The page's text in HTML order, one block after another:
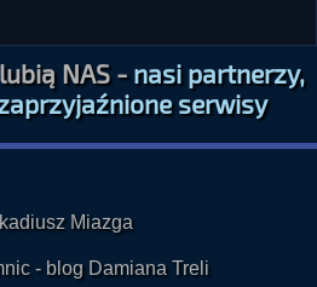
NAS -nasi partnerzy,
serwisy